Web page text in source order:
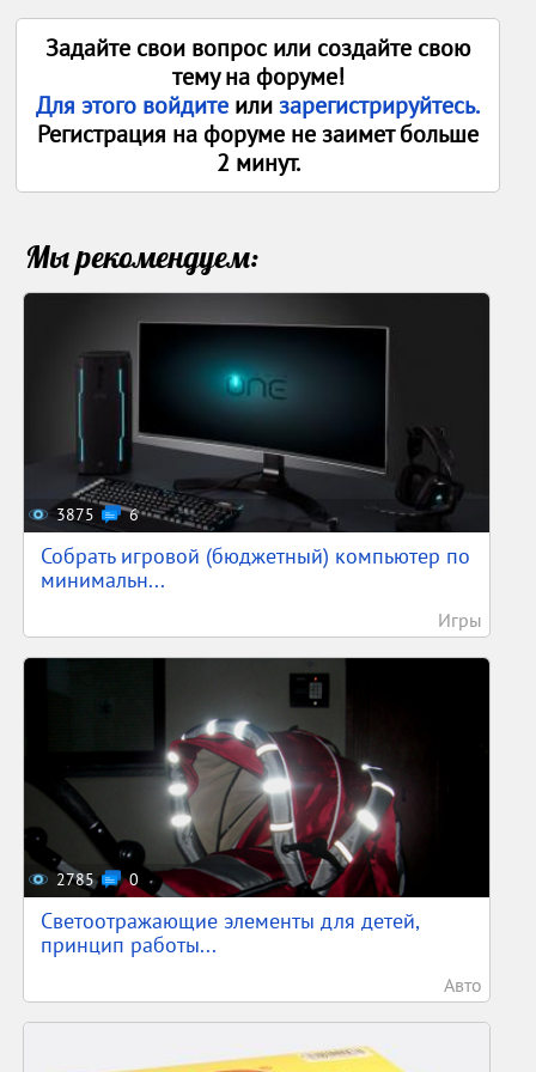
Задайте свои вопрос или создайте свою
тему на форуме!
Для этого войдите илизарегистрируйтесь.
Регистрация на форуме не заимет больше
2 минут.
Мы рекомендуем:
3875 6
Собрать игровой (бюджетный) компьютер по
минимальн...
Игры
2785 0
Светоотражающие элементы для детей,
принцип работы...
Авто